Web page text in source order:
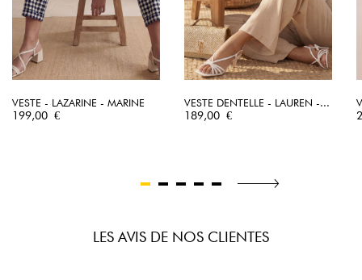
VESTE - LAZARINE - MARINE
Prix
199,00 €
VESTE DENTELLE - LAUREN -...
Prix
189,00 €
LES AVIS DE NOS CLIENTES